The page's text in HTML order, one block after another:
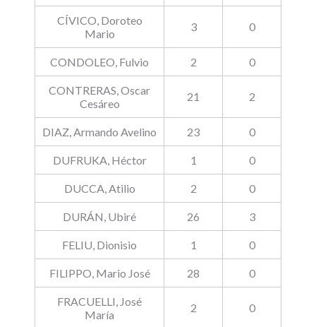
CÍVICO, Doroteo
Mario
3 0
CONDOLEO, Fulvio 2 0
CONTRERAS, Oscar
Cesáreo
21 2
DIAZ, Armando Avelino 23 0
DUFRUKA, Héctor 1 0
DUCCA, Atilio 2 0
DURÁN, Ubiré 26 3
FELIU, Dionisio 1 0
FILIPPO, Mario José 28 0
FRACUELLI, José
María
2 0